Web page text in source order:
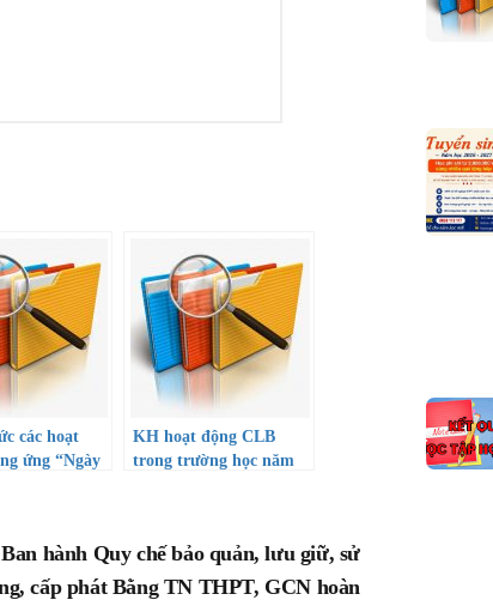
các hoạt
ứng “Ngày
KH hoạt động CLB
trong trường học năm
hành Quy chế bảo quản, lưu giữ, sử
cấp phát Bằng TN THPT, GCN hoàn